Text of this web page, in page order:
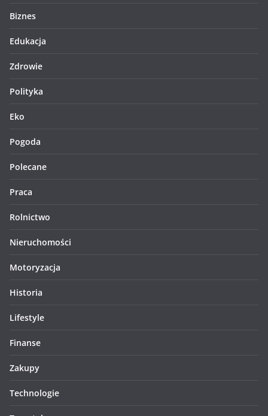
Biznes
Edukacja
Zdrowie
Polityka
Eko
Pogoda
Polecane
Praca
Rolnictwo
Nieruchomości
Motoryzacja
Historia
Lifestyle
Finanse
Zakupy
Technologie